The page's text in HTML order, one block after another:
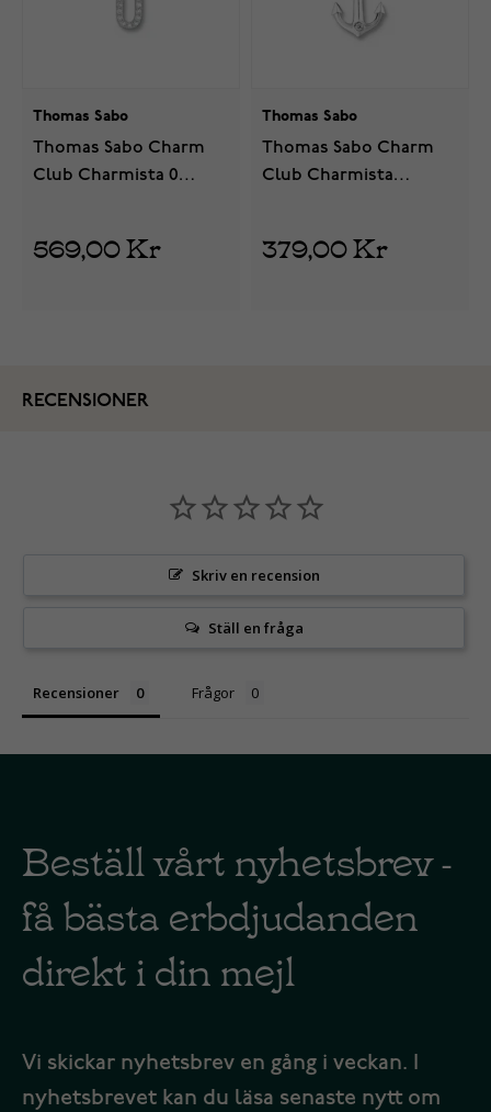
Thomas Sabo
Thomas Sabo Charm
Club Charmista 0
569,00 Kr
Thomas Sabo
Thomas Sabo Charm
Club Charmista
379,00 Kr
RECENSIONER
Skriv en recension
Ställ en fråga
Recensioner Frågor
Beställ vårt nyhetsbrev -
få bästa erbdjudanden
direkt i din mejl
Vi skickar nyhetsbrev en gång i veckan. I
nyhetsbrevet kan du läsa senaste nytt om